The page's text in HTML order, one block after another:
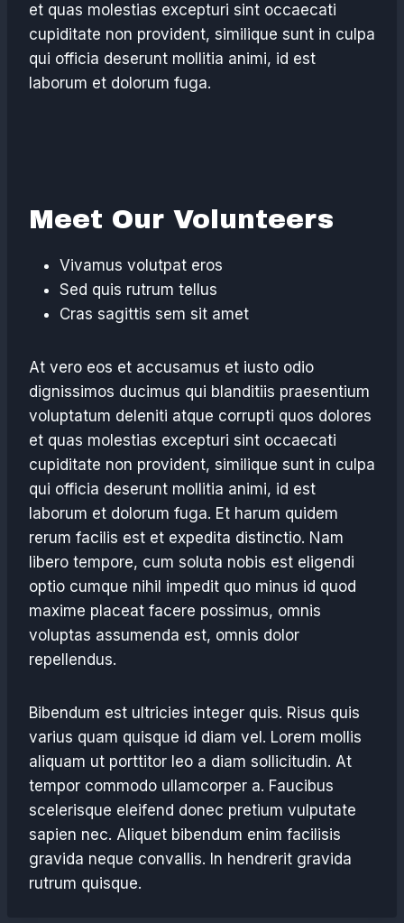
et quas molestias excepturi sint occaecati
cupiditate non provident, similique sunt in culpa
qui officia deserunt mollitia animi, id est
laborum et dolorum fuga.
Meet Our Volunteers
Vivamus volutpat eros
Sed quis rutrum tellus
Cras sagittis sem sit amet
At vero eos et accusamus et iusto odio
dignissimos ducimus qui blanditiis praesentium
voluptatum deleniti atque corrupti quos dolores
et quas molestias excepturi sint occaecati
cupiditate non provident, similique sunt in culpa
qui officia deserunt mollitia animi, id est
laborum et dolorum fuga. Et harum quidem
rerum facilis est et expedita distinctio. Nam
libero tempore, cum soluta nobis est eligendi
optio cumque nihil impedit quo minus id quod
maxime placeat facere possimus, omnis
voluptas assumenda est, omnis dolor
repellendus.
Bibendum est ultricies integer quis. Risus quis
varius quam quisque id diam vel. Lorem mollis
aliquam ut porttitor leo a diam sollicitudin. At
tempor commodo ullamcorper a. Faucibus
scelerisque eleifend donec pretium vulputate
sapien nec. Aliquet bibendum enim facilisis
gravida neque convallis. In hendrerit gravida
rutrum quisque.